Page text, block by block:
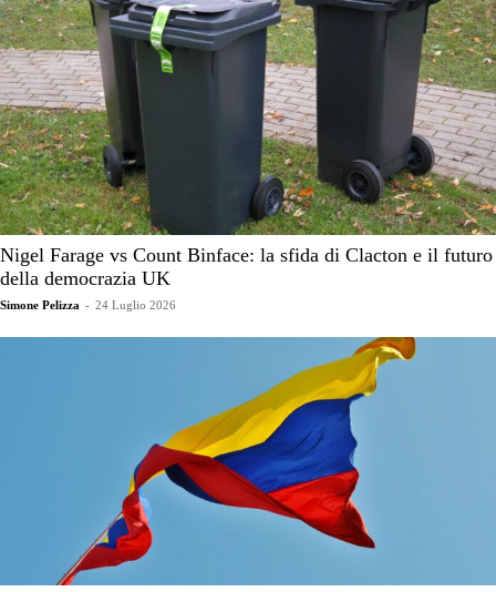
Nigel Farage vs Count Binface: la sfida di Clacton e il futuro
della democrazia UK
Simone Pelizza - 24 Luglio 2026